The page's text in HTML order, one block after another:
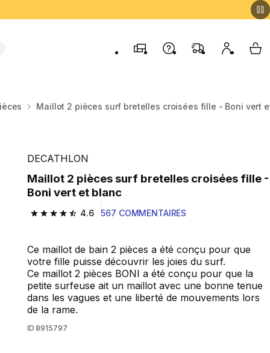
MagasinsContactez-nous
FAQ Mon My
Maillot 2 pièces surf bretelles croisées fille - Boni vert
DECATHLON
Maillot 2 pièces surf bretelles croisées fille -
Boni vert et blanc
4.6
4.6 out of 5 stars from 567 reviews
567 COMMENTAIRES
Ce maillot de bain 2 pièces a été conçu pour que
votre fille puisse découvrir les joies du surf.
Ce maillot 2 pièces BONI a été conçu pour que la
petite surfeuse ait un maillot avec une bonne tenue
dans les vagues et une liberté de mouvements lors
de la rame.
ID 8915797